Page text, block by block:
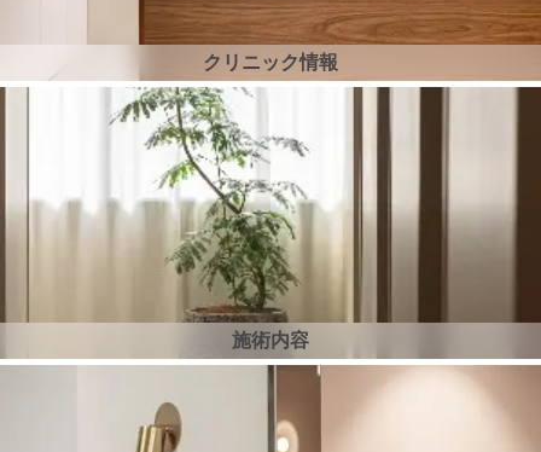
クリニック情報
施術内容